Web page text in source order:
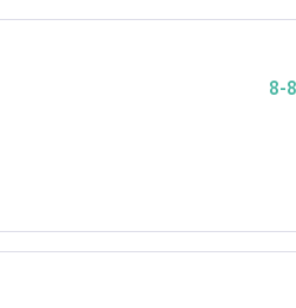
4-ил)-
(лактопресс),
8-